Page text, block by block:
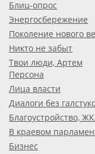
Блиц-опрос
Энергосбережение
Поколение нового
Никто не забыт
Твои люди, Артем
Персона
Лица власти
Диалоги без
Благоустройство,
В краевом
Бизнес